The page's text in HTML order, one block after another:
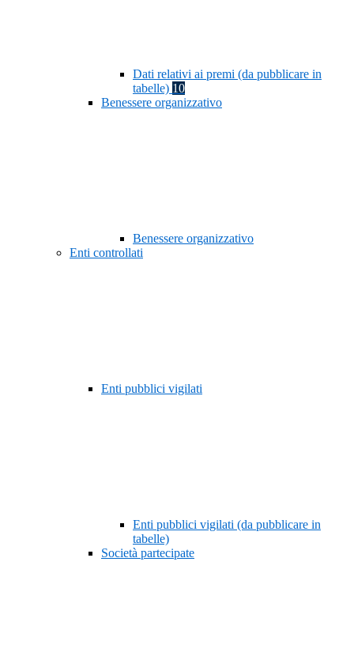
Dati relativi ai premi (da pubblicare in
tabelle) 10
Benessere organizzativo
Benessere organizzativo
Enti controllati
Enti pubblici vigilati
Enti pubblici vigilati (da pubblicare in
tabelle)
Società partecipate